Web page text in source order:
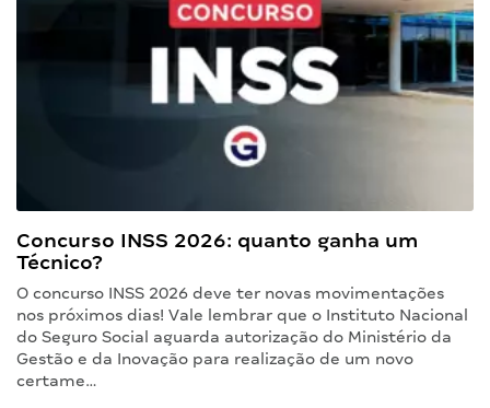
Concurso INSS 2026: quanto ganha um
Técnico?
O concurso INSS 2026 deve ter novas movimentações
nos próximos dias! Vale lembrar que o Instituto Nacional
do Seguro Social aguarda autorização do Ministério da
Gestão e da Inovação para realização de um novo
certame…